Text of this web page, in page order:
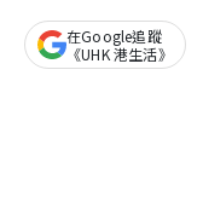
在Google追蹤
《UHK 港生活》